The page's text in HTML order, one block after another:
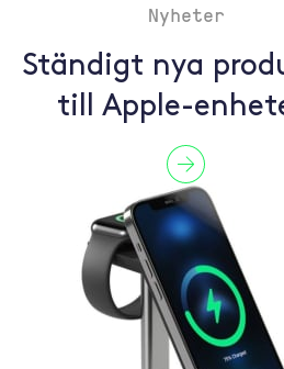
Nyheter
Ständigt nya
till Apple-